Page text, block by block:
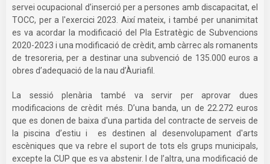
servei ocupacional d’inserció per a persones amb discapacitat, el
TOCC, per a l'exercici 2023. Així mateix, i també per unanimitat
es va acordar la modificació del Pla Estratègic de Subvencions
2020-2023 i una modificació de crèdit, amb càrrec als romanents
de tresoreria, per a destinar una subvenció de 135.000 euros a
obres d’adequació de la nau d’Àuriafil.
La sessió plenària també va servir per aprovar dues
modificacions de crèdit més. D’una banda, un de 22.272 euros
que es donen de baixa d'una partida del contracte de serveis de
la piscina d’estiu i es destinen al desenvolupament d'arts
escèniques que va rebre el suport de tots els grups municipals,
excepte la CUP que es va abstenir. I de l’altra, una modificació de